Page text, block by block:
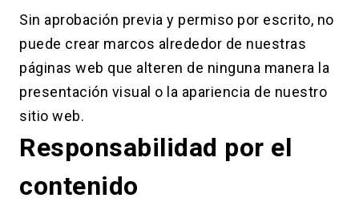
Sin aprobación previa y permiso por escrito, no
puede crear marcos alrededor de nuestras
páginas web que alteren de ninguna manera la
presentación visual o la apariencia de nuestro
sitio web.
Responsabilidad por el
contenido